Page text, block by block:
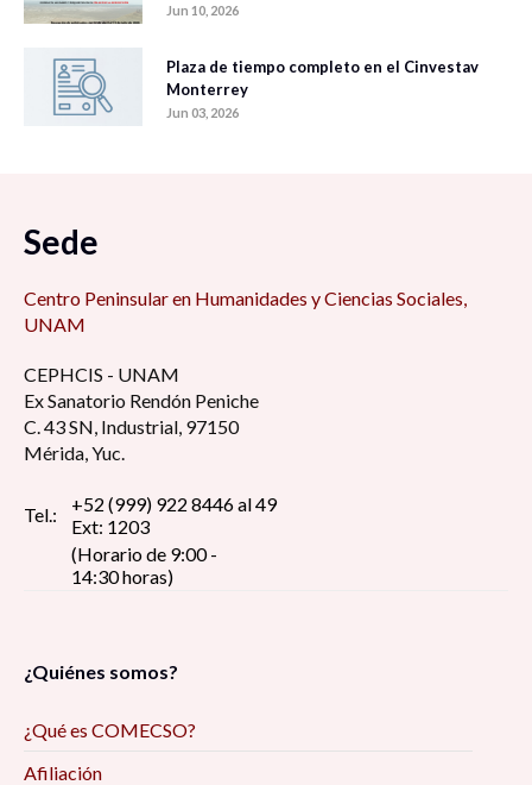
Jun 10, 2026
Plaza de tiempo completo en el Cinvestav
Monterrey
Jun 03, 2026
Sede
Centro Peninsular en Humanidades y Ciencias Sociales,
UNAM
CEPHCIS - UNAM
Ex Sanatorio Rendón Peniche
C. 43 SN, Industrial, 97150
Mérida, Yuc.
Tel.:
+52 (999) 922 8446 al 49
Ext: 1203
(Horario de 9:00 -
14:30 horas)
¿Quiénes somos?
¿Qué es COMECSO?
Afiliación